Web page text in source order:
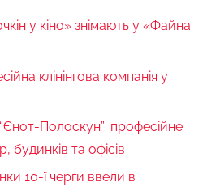
у кіно» знімають у «Файна
клінінгова компанія у
“Єнот-Полоскун”: професійне
будинків та офісів
10-ї черги ввели в